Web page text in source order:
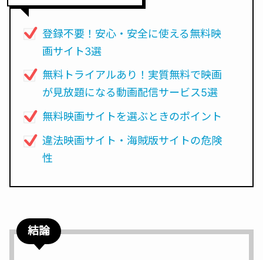
登録不要！安心・安全に使える無料映
画サイト3選
無料トライアルあり！実質無料で映画
が見放題になる動画配信サービス5選
無料映画サイトを選ぶときのポイント
違法映画サイト・海賊版サイトの危険
性
結論